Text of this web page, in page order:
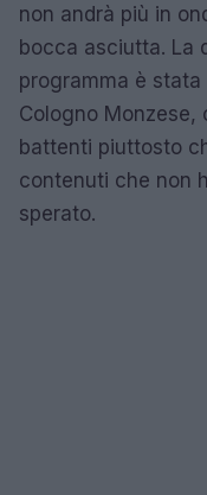
non andrà più in
bocca asciutta. La
programma è stata
Cologno Monzese,
battenti piuttosto
contenuti che non
sperato.